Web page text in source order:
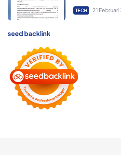
TECH 21
seed backlink